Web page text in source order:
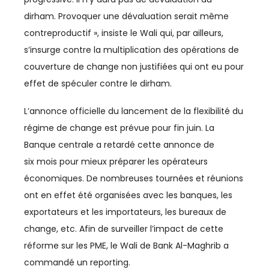
MANAGEMENT
MÉDIAS
MRE
PARTENARIAT MAROC-FRANCE
PÊCHE
PHARMA
POLITIQUE MONÉTAIRE
PROVINCES DU SUD
QUALITÉ
dirham. Provoquer une dévaluation serait même
contreproductif », insiste le Wali qui, par ailleurs,
s’insurge contre la multiplication des opérations de
couverture de change non justifiées qui ont eu pour
effet de spéculer contre le dirham.
L’annonce officielle du lancement de la flexibilité du
régime de change est prévue pour fin juin. La
Banque centrale a retardé cette annonce de
six mois pour mieux préparer les opérateurs
économiques. De nombreuses tournées et réunions
ont en effet été organisées avec les banques, les
exportateurs et les importateurs, les bureaux de
change, etc. Afin de surveiller l’impact de cette
réforme sur les PME, le Wali de Bank Al-Maghrib a
commandé un reporting.